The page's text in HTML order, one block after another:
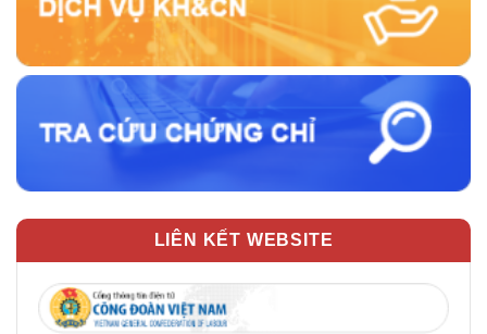
LIÊN KẾT WEBSITE